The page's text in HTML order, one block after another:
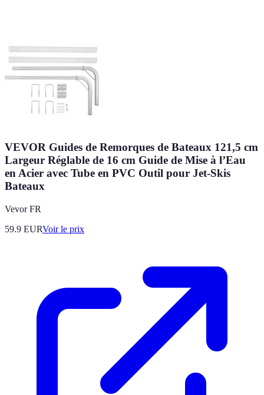
VEVOR Guides de Remorques de Bateaux 121,5 cm
Largeur Réglable de 16 cm Guide de Mise à l’Eau
en Acier avec Tube en PVC Outil pour Jet-Skis
Bateaux
Vevor FR
59.9 EURVoir le prix